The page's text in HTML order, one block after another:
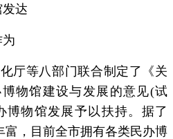
达
厅等八部门联合制定了《关
物馆建设与发展的意见(试
博物馆发展予以扶持。据了
富，目前全市拥有各类民办博